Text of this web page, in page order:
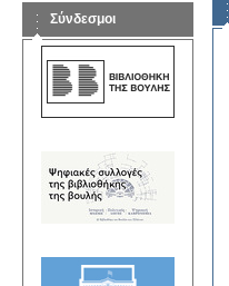
Σύνδεσμοι